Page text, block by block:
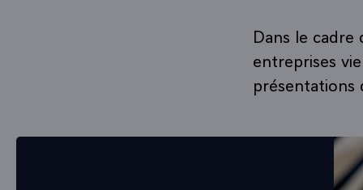
Dans le
entreprises
présentations